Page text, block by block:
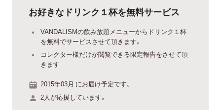
お好きなドリンク１杯を無料サービス
VANDALISMの飲み放題メニューからドリンク１杯
を無料でサービスさせて頂きます。
コレクター様だけが閲覧できる限定報告をさせて頂
きます
2015年03月 にお届け予定です。
2人が応援しています。